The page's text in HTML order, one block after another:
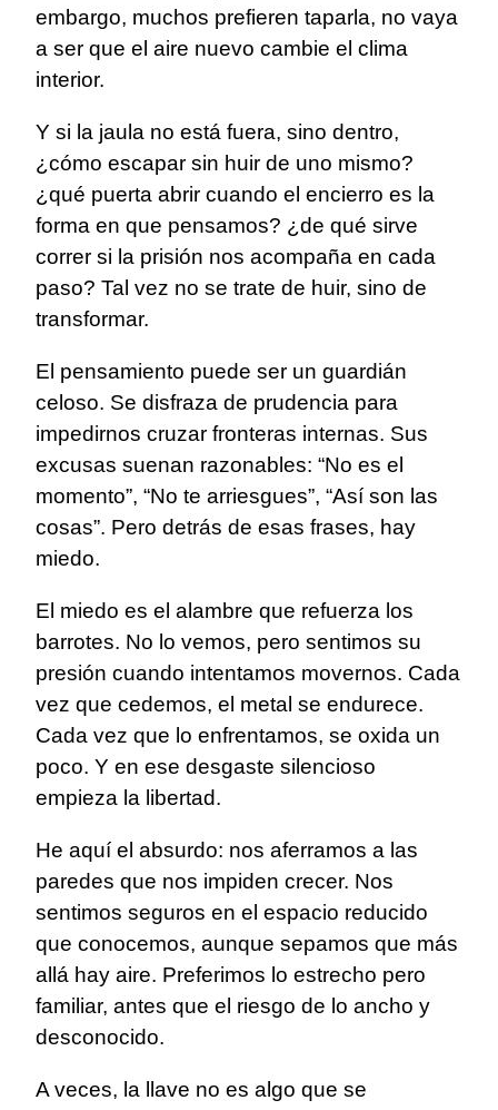
embargo, muchos prefieren taparla, no vaya
a ser que el aire nuevo cambie el clima
interior.
Y si la jaula no está fuera, sino dentro,
¿cómo escapar sin huir de uno mismo?
¿qué puerta abrir cuando el encierro es la
forma en que pensamos? ¿de qué sirve
correr si la prisión nos acompaña en cada
paso? Tal vez no se trate de huir, sino de
transformar.
El pensamiento puede ser un guardián
celoso. Se disfraza de prudencia para
impedirnos cruzar fronteras internas. Sus
excusas suenan razonables: “No es el
momento”, “No te arriesgues”, “Así son las
cosas”. Pero detrás de esas frases, hay
miedo.
El miedo es el alambre que refuerza los
barrotes. No lo vemos, pero sentimos su
presión cuando intentamos movernos. Cada
vez que cedemos, el metal se endurece.
Cada vez que lo enfrentamos, se oxida un
poco. Y en ese desgaste silencioso
empieza la libertad.
He aquí el absurdo: nos aferramos a las
paredes que nos impiden crecer. Nos
sentimos seguros en el espacio reducido
que conocemos, aunque sepamos que más
allá hay aire. Preferimos lo estrecho pero
familiar, antes que el riesgo de lo ancho y
desconocido.
A veces, la llave no es algo que se